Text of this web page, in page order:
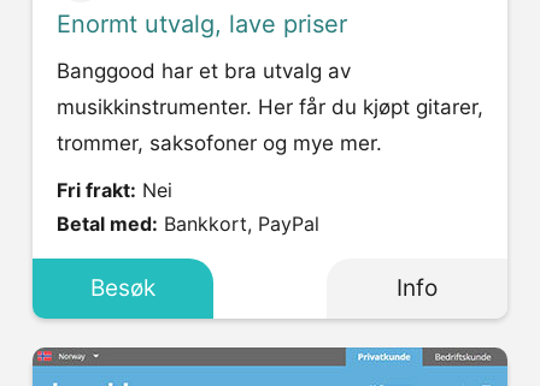
Enormt utvalg, lave priser
Banggood har et bra utvalg av
musikkinstrumenter. Her får du kjøpt gitarer,
trommer, saksofoner og mye mer.
Fri frakt: Nei
Betal med: Bankkort, PayPal
Besøk Info